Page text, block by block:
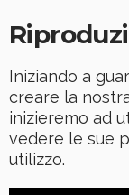
Iniziando a
creare la
inizieremo ad
vedere le sue
utilizzo.